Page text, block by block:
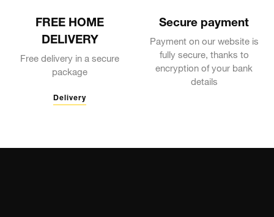
FREE HOME
DELIVERY
Free delivery in a secure
package
Delivery
Secure payment
Payment on our website is
fully secure, thanks to
encryption of your bank
details